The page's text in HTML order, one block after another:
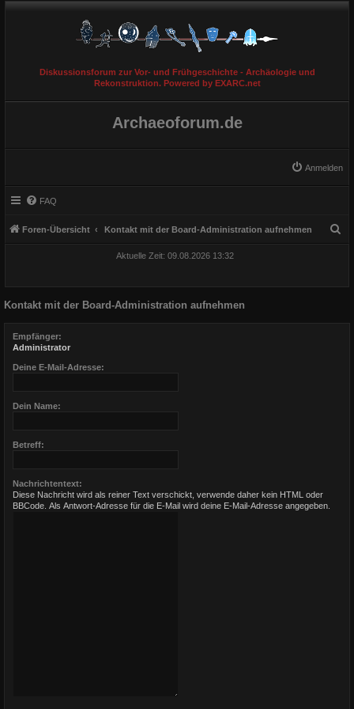
Diskussionsforum zur Vor- und Frühgeschichte - Archäologie und
Rekonstruktion. Powered by EXARC.net
Archaeoforum.de
Anmelden
FAQ
Foren-Übersicht Kontakt mit der Board-Administration aufnehmen
Aktuelle Zeit: 09.08.2026 13:32
Kontakt mit der Board-Administration aufnehmen
Empfänger:
Administrator
Deine E-Mail-Adresse:
Dein Name:
Betreff:
Nachrichtentext:
Diese Nachricht wird als reiner Text verschickt, verwende daher kein HTML oder
BBCode. Als Antwort-Adresse für die E-Mail wird deine E-Mail-Adresse angegeben.